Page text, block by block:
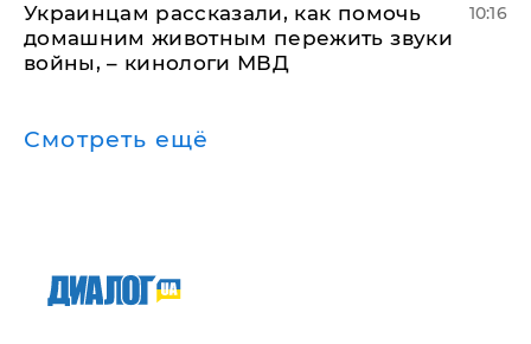
Украинцам рассказали, как помочь
домашним животным пережить звуки
войны, – кинологи МВД
10:16
Смотреть ещё